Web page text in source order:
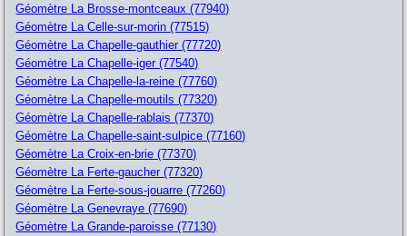
Géomètre La Brosse-montceaux (77940)
Géomètre La Celle-sur-morin (77515)
Géomètre La Chapelle-gauthier (77720)
Géomètre La Chapelle-iger (77540)
Géomètre La Chapelle-la-reine (77760)
Géomètre La Chapelle-moutils (77320)
Géomètre La Chapelle-rablais (77370)
Géomètre La Chapelle-saint-sulpice (77160)
Géomètre La Croix-en-brie (77370)
Géomètre La Ferte-gaucher (77320)
Géomètre La Ferte-sous-jouarre (77260)
Géomètre La Genevraye (77690)
Géomètre La Grande-paroisse (77130)